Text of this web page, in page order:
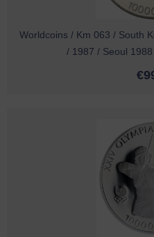
Worldcoins / Km 063 / South
/ 1987 / Seoul
€